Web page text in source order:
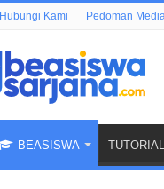
Hubungi Kami Pedoman
BEASISWA TUTORIAL